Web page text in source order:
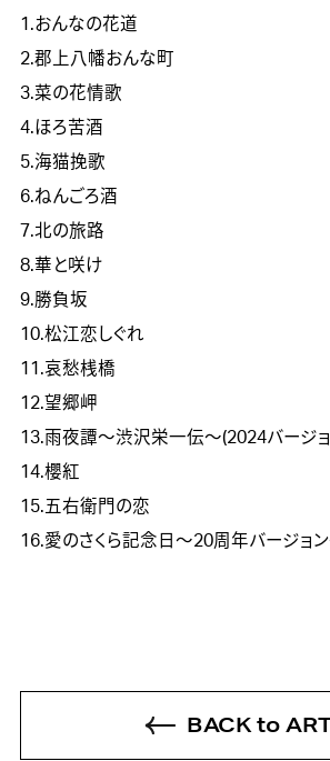
1.おんなの花道
2.郡上八幡おんな町
3.菜の花情歌
4.ほろ苦酒
5.海猫挽歌
6.ねんごろ酒
7.北の旅路
8.華と咲け
9.勝負坂
10.松江恋しぐれ
11.哀愁桟橋
12.望郷岬
13.雨夜譚～渋沢栄一伝～(2024バージ
14.櫻紅
15.五右衛門の恋
16.愛のさくら記念日～20周年バージョ
BACK to